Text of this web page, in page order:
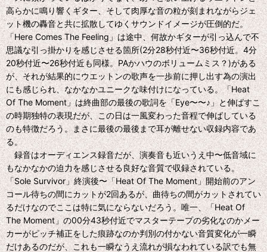
高らかに鳴り響くギター、そして肉厚な音の粒が刻まれながらジェ
ット機の轟音と共に拡散してゆくサウンドイメージが圧倒的だ。
「Here Comes The Feeling」は途中、何故かギターが引っ込んで不
思議な引っ掛かりを感じさせる箇所(2分28秒付近〜36秒付近。4分
20秒付近〜26秒付近も同様。PAかハウのボリュームミス？)がある
が、それが結果的にウエットンの歌声を一歩前に押し出す為の演出
にも感じられ、なかなかユニークな味付けになっている。「Heat
Of The Moment」は終曲部の最後の歌詞を「Eye〜〜♪」と伸ばすこ
の時期独特の表現だが、この日は一風変わった音程で伸ばしている
のも特徴だろう。まさに最後の最後まで耳が離せない収録内容であ
る。
録音はオーディエンス録音だが、演奏音も近いうえ中〜低音域に
もなかなかの迫力を感じさせる良好な音質で収録されている。
「Sole Survivor」終演後〜「Heat Of The Moment」開始前のアン
コール待ちの間にカットが2回あるが、曲待ちの間がカットされてい
るだけなのでここは特に気にならないだろう。唯一、「Heat Of
The Moment」の00分43秒付近でマスターテープの劣化なのかメー
カーがピッチ補正をした痕跡なのか判別の付かない音質変化が一瞬
だけあるのだが、これも一瞬なうえ流れが損なわれている訳でも無